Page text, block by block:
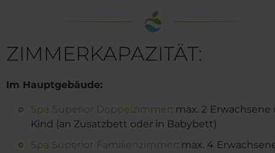
ZIMMERKAPAZITÄT:
Im Hauptgebäude:
Spa Superior Doppelzimmer: max. 2 Erwachsene
Kind (an Zusatzbett oder in Babybett)
Spa Superior Familienzimmer: max. 4